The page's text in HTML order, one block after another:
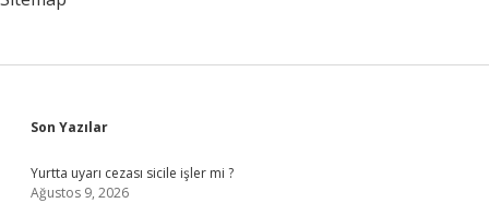
Sidebar
Son Yazılar
Yurtta uyarı cezası sicile işler mi ?
Ağustos 9, 2026